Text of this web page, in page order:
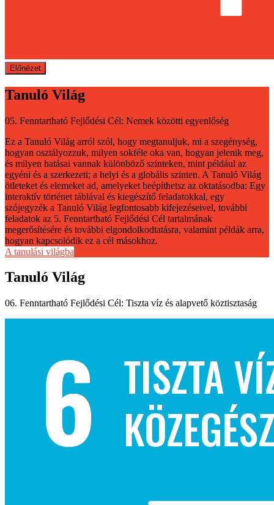
Előnézet
Tanuló Világ
05. Fenntartható Fejlődési Cél: Nemek közötti egyenlőség
Ez a Tanuló Világ arról szól, hogy megtanuljuk, mi a szegénység,
hogyan osztályozzuk, milyen sokféle oka van, hogyan jelenik meg,
és milyen hatásai vannak különböző szinteken, mint például az
egyéni és a szerkezeti; a helyi és a globális szinten. A Tanuló Világ
ötleteket és elemeket ad, amelyeket beépíthetsz az oktatásodba: Egy
interaktív történet táblával és kiegészítő feladatokkal, egy
szójegyzék a Tanuló Világ legfontosabb kifejezéseivel, további
feladatok az 5. Fenntartható Fejlődési Cél tartalmának
megerősítésére és további elgondolkodtatásra, valamint példák arra,
hogyan kapcsolódik ez a cél másokhoz.
A tanulási világba
Tanuló Világ
06. Fenntartható Fejlődési Cél: Tiszta víz és alapvető köztisztaság